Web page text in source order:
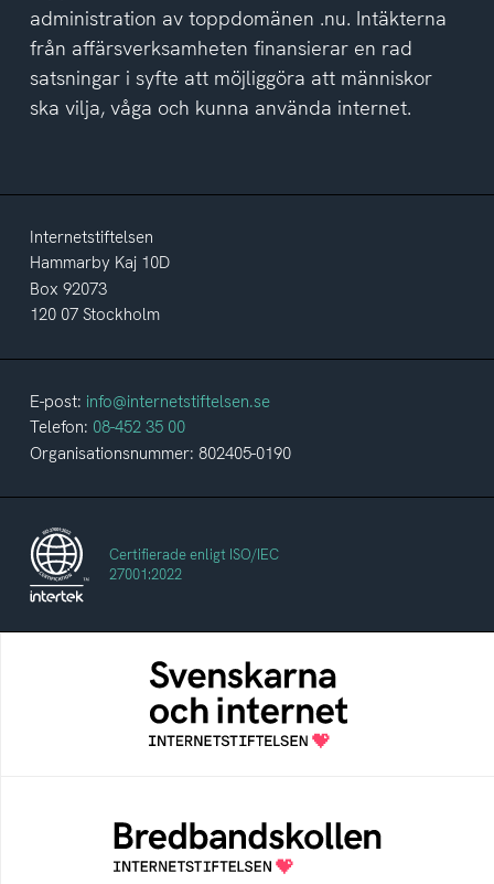
administration av toppdomänen .nu. Intäkterna
från affärsverksamheten finansierar en rad
satsningar i syfte att möjliggöra att människor
ska vilja, våga och kunna använda internet.
Internetstiftelsen
Hammarby Kaj 10D
Box 92073
120 07 Stockholm
E-post: info@internetstiftelsen.se
Telefon: 08-452 35 00
Organisationsnummer: 802405-0190
Certifierade enligt ISO/IEC
27001:2022
Svenskarna och internet
En årlig studie av svenska folkets
internetvanor
Bredbandskollen är ett oberoende
konsumentverktyg som drivs av
Internetstiftelsen